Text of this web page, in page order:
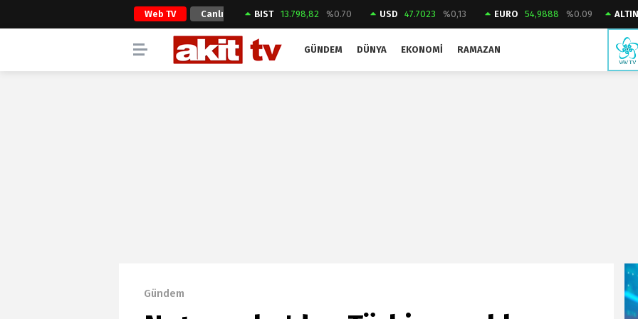
Web TV Canlı
Yayın
BIST 13.798,82 %0.70 USD 47.7023 %0,13 EURO 54,9888 %0.09 ALTIN
GÜNDEM DÜNYA EKONOMI RAMAZAN
Gündem